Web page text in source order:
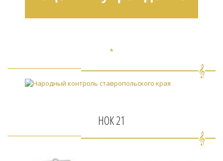
*
НОК 21